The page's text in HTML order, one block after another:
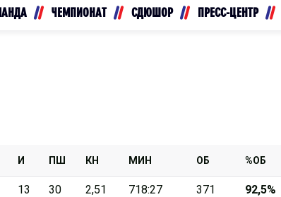
Чайка
Хайлайты
ЧЕМПИОНАТ СДЮШОР ПРЕСС-ЦЕНТР
И ПШ КН МИН ОБ %ОБ
13 30 2,51 718:27 371 92,5%